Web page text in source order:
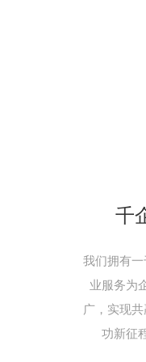
千
我们拥有
业服务为
广，实现
功新征